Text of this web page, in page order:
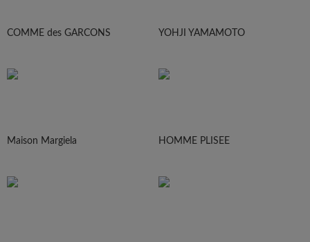
COMME des GARCONS YOHJI YAMAMOTO
Maison Margiela HOMME PLISEE